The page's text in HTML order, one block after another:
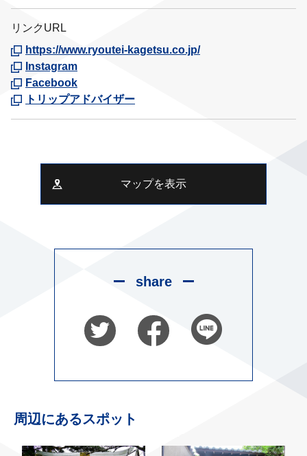
リンクURL
https://www.ryoutei-kagetsu.co.jp/
Instagram
Facebook
トリップアドバイザー
マップを表示
share
周辺にあるスポット